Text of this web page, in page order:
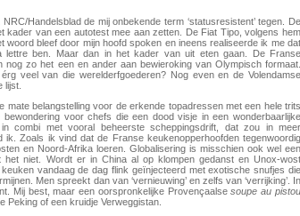
Handelsblad de mij onbekende term ‘statusresistent’ tegen. De
kader van een autotest mee aan zetten. De Fiat Tipo, volgens hem
woord bleef door mijn hoofd spoken en ineens realiseerde ik me dat
lettre ben. Maar dan in het kader van uit eten gaan. De Franse
nog zo het een en ander aan bewieroking van Olympisch formaat.
veel van die werelderfgoederen? Nog even en de Volendamse
lijst.
mate belangstelling voor de erkende topadressen met een hele trits
voor chefs die een dood visje in een wonderbaarlijke
in combi met vooral beheerste scheppingsdrift, dat zou in meer
ik. Zoals ik vind dat de Franse keukenopperhoofden tegenwoordig
en Noord-Afrika loeren. Globalisering is misschien ook wel een
niet. Wordt er in China al op klompen gedanst en Unox-wost
vandaag de dag flink geïnjecteerd met exotische snufjes die
Men spreekt dan van ‘vernieuwing’ en zelfs van ‘verrijking’. In
Mij best, maar een oorspronkelijke Provençaalsesoupe au pistou
Peking of een kruidje Verweggistan.